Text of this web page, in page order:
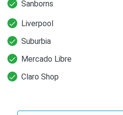
Sanborns
Liverpool
Suburbia
Mercado Libre
Claro Shop